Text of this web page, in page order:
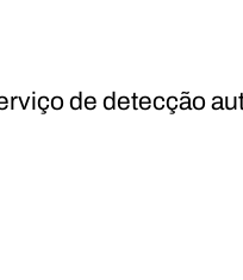
de detecção